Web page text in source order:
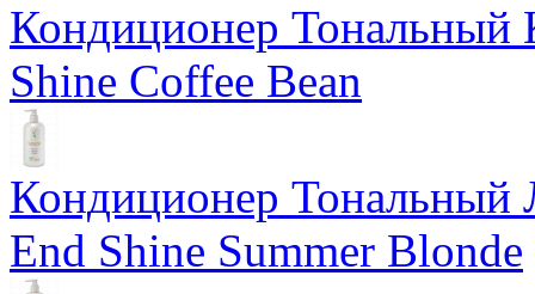
Кондиционер Тональный
Shine Coffee Bean
Кондиционер Тональный
End Shine Summer Blonde